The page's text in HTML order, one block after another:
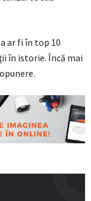
ar fi în top 10
în istorie. Încă mai